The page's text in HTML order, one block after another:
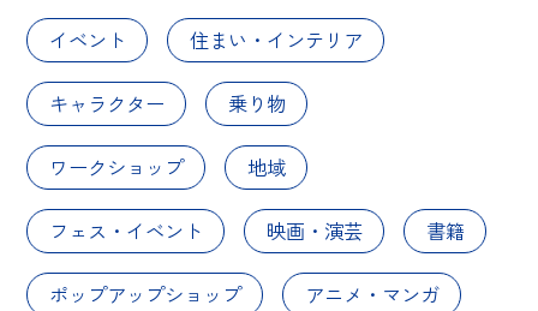
イベント 住まい・インテリア
キャラクター 乗り物
ワークショップ 地域
フェス・イベント 映画・演芸 書籍
ポップアップショップ アニメ・マンガ